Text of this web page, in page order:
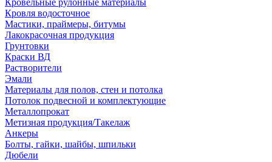
Кровельные рулонные материалы
Кровля водосточное
Мастики, праймеры, битумы
Лакокрасочная продукция
Грунтовки
Краски ВД
Растворители
Эмали
Материалы для полов, стен и потолка
Потолок подвесной и комплектующие
Металлопрокат
Метизная продукция/Такелаж
Анкеры
Болты, гайки, шайбы, шпильки
Дюбели